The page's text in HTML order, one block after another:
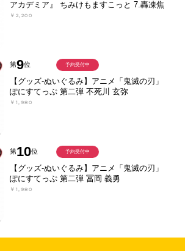
アカデミア』 ちみけもますこっと 7.轟凍焦
￥2,200
第9位
【グッズ-ぬいぐるみ】アニメ「鬼滅の刃」
ぽにすてっぷ 第二弾 不死川 玄弥
￥1,980
予約受付中
第10位
【グッズ-ぬいぐるみ】アニメ「鬼滅の刃」
ぽにすてっぷ 第二弾 冨岡 義勇
￥1,980
予約受付中